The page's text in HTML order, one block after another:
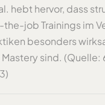
hebt hervor, dass
job Trainings im
besonders
Mastery sind. (Quelle: